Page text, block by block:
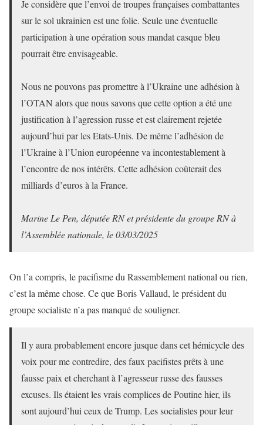
Je considère que l’envoi de troupes françaises combattantes
sur le sol ukrainien est une folie. Seule une éventuelle
participation à une opération sous mandat casque bleu
pourrait être envisageable.
Nous ne pouvons pas promettre à l’Ukraine une adhésion à
l’OTAN alors que nous savons que cette option a été une
justification à l’agression russe et est clairement rejetée
aujourd’hui par les Etats-Unis. De même l’adhésion de
l’Ukraine à l’Union européenne va incontestablement à
l’encontre de nos intérêts. Cette adhésion coûterait des
milliards d’euros à la France.
Marine Le Pen, députée RN et présidente du groupe RN à
l’Assemblée nationale, le 03/03/2025
On l’a compris, le pacifisme du Rassemblement national ou rien,
c’est la même chose. Ce que Boris Vallaud, le président du
groupe socialiste n’a pas manqué de souligner.
Il y aura probablement encore jusque dans cet hémicycle des
voix pour me contredire, des faux pacifistes prêts à une
fausse paix et cherchant à l’agresseur russe des fausses
excuses. Ils étaient les vrais complices de Poutine hier, ils
sont aujourd’hui ceux de Trump. Les socialistes pour leur